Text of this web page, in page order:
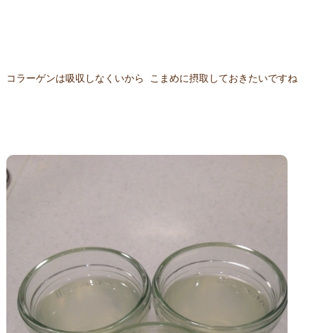
コラーゲンは吸収しなくいから こまめに摂取しておきたいですね